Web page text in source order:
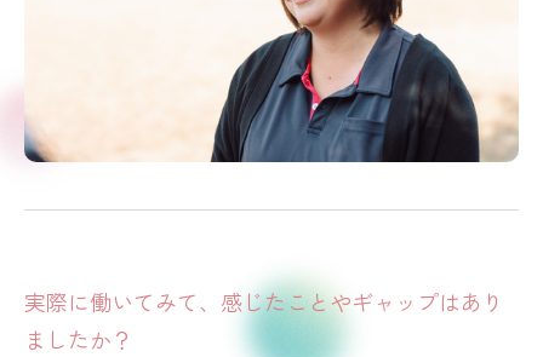
実際に働いてみて、感じたことやギャップはあり
ましたか？